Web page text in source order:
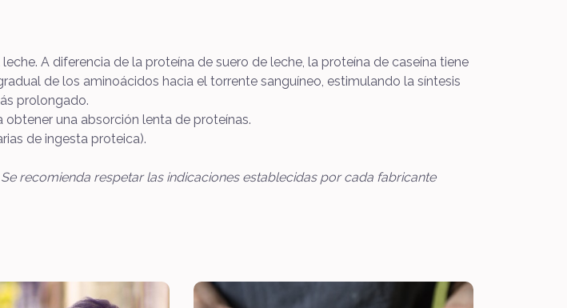
A diferencia de la proteína de suero de leche, la proteína de caseína tiene
de los aminoácidos hacia el torrente sanguíneo, estimulando la síntesis
prolongado.
una absorción lenta de proteínas.
de ingesta proteica).
recomienda respetar las indicaciones establecidas por cada fabricante